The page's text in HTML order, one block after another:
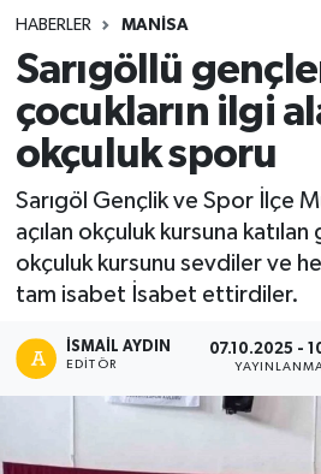
HABERLER MANİSA
Sarıgöllü
çocukların ilgi
okçuluk sporu
Sarıgöl Gençlik ve Spor İlçe
açılan okçuluk kursuna
okçuluk kursunu sevdiler ve
tam isabet İsabet ettirdiler.
İSMAIL AYDIN
EDITÖR
07.10.2025 -
SPOR
YAŞAM
RESMİ REKLAM
Son Dakika Haberleri
Haber Arşivi